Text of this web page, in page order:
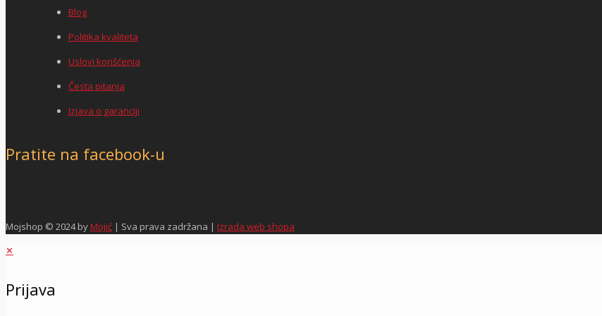
Blog
Politika kvaliteta
Uslovi korišćenja
Česta pitanja
Izjava o garanciji
Pratite na facebook-u
Mojshop © 2024 byMojić | Sva prava zadržana | Izrada web shopa
✕
Prijava